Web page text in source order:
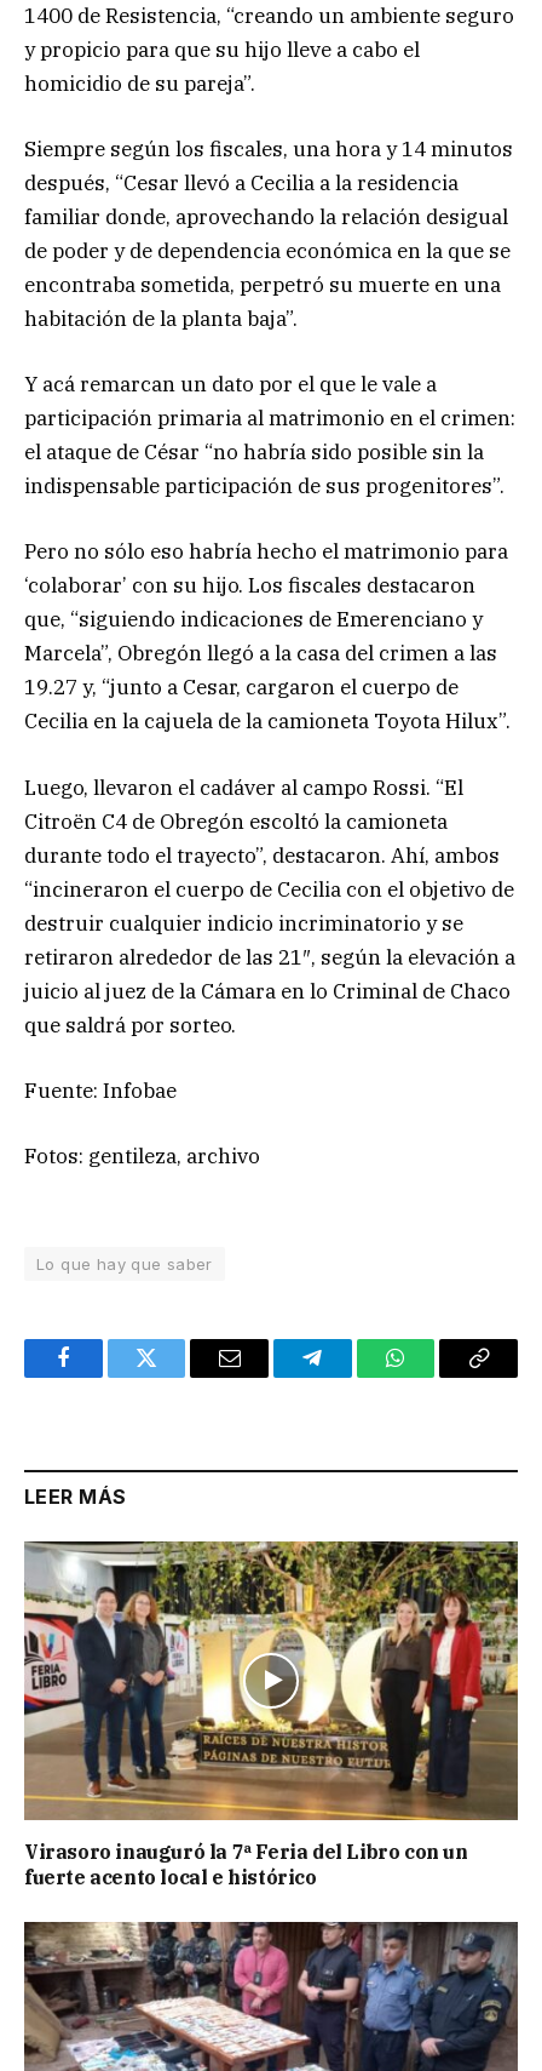
1400 de Resistencia, “creando un ambiente seguro
y propicio para que su hijo lleve a cabo el
homicidio de su pareja”.
Siempre según los fiscales, una hora y 14 minutos
después, “Cesar llevó a Cecilia a la residencia
familiar donde, aprovechando la relación desigual
de poder y de dependencia económica en la que se
encontraba sometida, perpetró su muerte en una
habitación de la planta baja”.
Y acá remarcan un dato por el que le vale a
participación primaria al matrimonio en el crimen:
el ataque de César “no habría sido posible sin la
indispensable participación de sus progenitores”.
Pero no sólo eso habría hecho el matrimonio para
‘colaborar’ con su hijo. Los fiscales destacaron
que, “siguiendo indicaciones de Emerenciano y
Marcela”, Obregón llegó a la casa del crimen a las
19.27 y, “junto a Cesar, cargaron el cuerpo de
Cecilia en la cajuela de la camioneta Toyota Hilux”.
Luego, llevaron el cadáver al campo Rossi. “El
Citroën C4 de Obregón escoltó la camioneta
durante todo el trayecto”, destacaron. Ahí, ambos
“incineraron el cuerpo de Cecilia con el objetivo de
destruir cualquier indicio incriminatorio y se
retiraron alrededor de las 21″, según la elevación a
juicio al juez de la Cámara en lo Criminal de Chaco
que saldrá por sorteo.
Fuente: Infobae
Fotos: gentileza, archivo
Lo que hay que saber
FacebookTwitter Email TelegramWhatsAppCopy
LEER MÁS
Virasoro inauguró la 7ª Feria del Libro con un
fuerte acento local e histórico